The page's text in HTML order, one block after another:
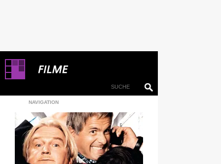
NAVIGATION